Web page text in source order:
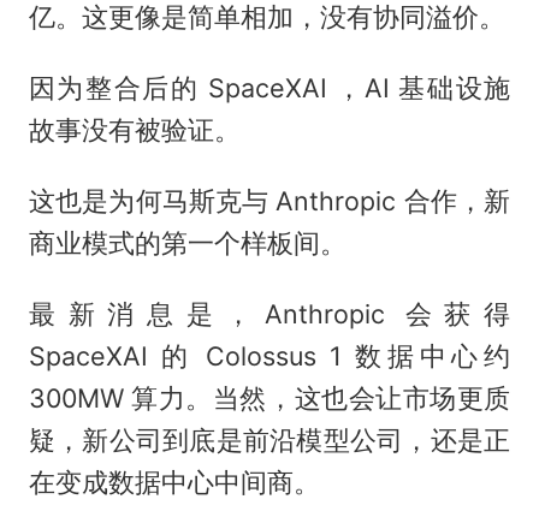
亿。这更像是简单相加，没有协同溢价。
因为整合后的 SpaceXAI ，AI 基础设施
故事没有被验证。
这也是为何马斯克与 Anthropic 合作，新
商业模式的第一个样板间。
最新消息是，Anthropic 会获得
SpaceXAI 的 Colossus 1 数据中心约
300MW 算力。当然，这也会让市场更质
疑，新公司到底是前沿模型公司，还是正
在变成数据中心中间商。